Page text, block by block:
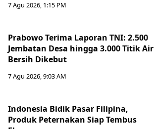
7 Agu 2026, 1:15 PM
Prabowo Terima Laporan TNI: 2.500
Jembatan Desa hingga 3.000 Titik Air
Bersih Dikebut
7 Agu 2026, 9:03 AM
Indonesia Bidik Pasar Filipina,
Produk Peternakan Siap Tembus